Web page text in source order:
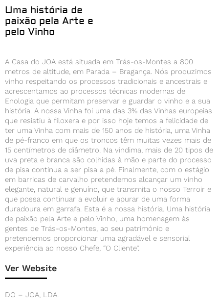
Uma história de
paixão pela Arte e
pelo Vinho
A Casa do JOA está situada em Trás-os-Montes a 800
metros de altitude, em Parada – Bragança. Nós produzimos
vinho respeitando os processos tradicionais e ancestrais e
acrescentamos ao processos técnicas modernas de
Enologia que permitam preservar e guardar o vinho e a sua
história. A nossa Vinha foi uma das 3% das Vinhas europeias
que resistiu à filoxera e por isso hoje temos a felicidade de
ter uma Vinha com mais de 150 anos de história, uma Vinha
de pé-franco em que os troncos têm muitas vezes mais de
15 centímetros de diâmetro. Na vindima, mais de 20 tipos de
uva preta e branca são colhidas à mão e parte do processo
de pisa continua a ser pisa a pé. Finalmente, com o estágio
em barricas de carvalho pretendemos alcançar um vinho
elegante, natural e genuíno, que transmita o nosso Terroir e
que possa continuar a evoluir e apurar de uma forma
duradoura em garrafa. Esta é a nossa história. Uma história
de paixão pela Arte e pelo Vinho, uma homenagem às
gentes de Trás-os-Montes, ao seu património e
pretendemos proporcionar uma agradável e sensorial
experiência ao nosso Chefe, “O Cliente”.
Ver Website
DO – JOA, LDA.